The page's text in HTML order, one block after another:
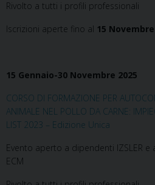
Rivolto a tutti i profili professionali
Iscrizioni aperte fino al 15
15 Gennaio-30 Novembre 2025
CORSO DI FORMAZIONE PER
ANIMALE NEL POLLO DA CARNE:
LIST 2023 – Edizione Unica
Evento aperto a dipendenti IZSLER
ECM